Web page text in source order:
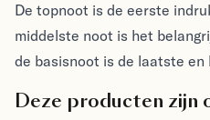
De topnoot is de eerste
middelste noot is het
de basisnoot is de laatste
Deze producten zijn